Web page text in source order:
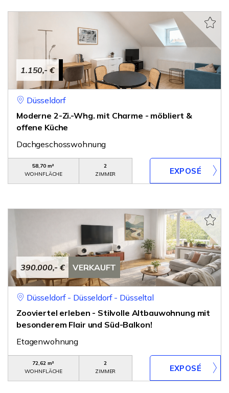
1.150,- €
Düsseldorf
Moderne 2-Zi.-Whg. mit Charme - möbliert &
offene Küche
Dachgeschosswohnung
58,70 m²
WOHNFLÄCHE
2
ZIMMER
390.000,- € VERKAUFT
Düsseldorf - Düsseldorf - Düsseltal
Zooviertel erleben - Stilvolle Altbauwohnung mit
besonderem Flair und Süd-Balkon!
Etagenwohnung
72,62 m²
WOHNFLÄCHE
2
ZIMMER